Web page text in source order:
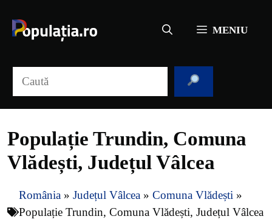
conținut
MENIU
Populație Trundin, Comuna
Vlădești, Județul Vâlcea
România » Județul Vâlcea » Comuna Vlădești »
Populație Trundin, Comuna Vlădești, Județul Vâlcea